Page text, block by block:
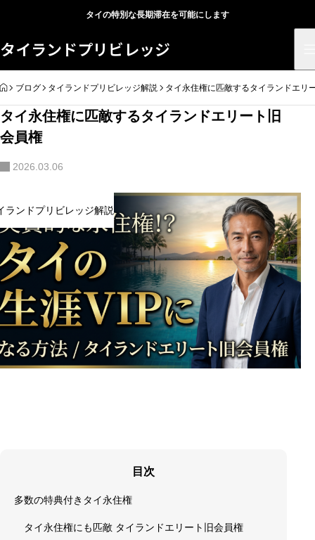
タイの特別な長期滞在を可能にします
タイランドプリビレッジ
HOME
ブログ タイランドプリビレッジ解説 タイ永住権に匹敵するタイランドエリ
タイ永住権に匹敵するタイランドエリート旧
会員権
2026.03.06
ランドプリビレッジ解説
目次
多数の特典付きタイ永住権
タイ永住権にも匹敵 タイランドエリート旧会員権